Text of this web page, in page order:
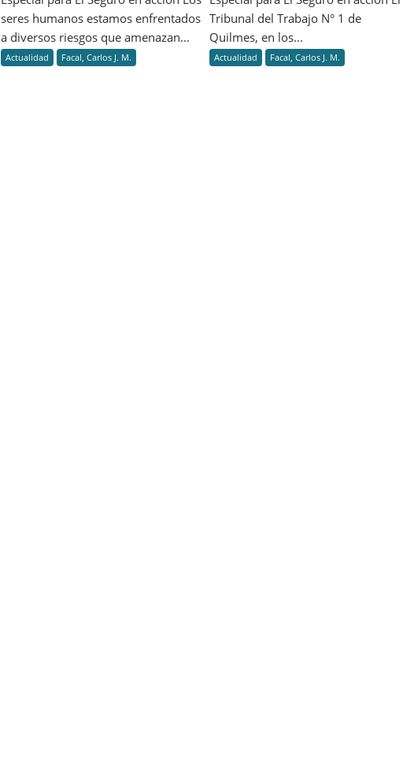
seres humanos estamos enfrentados
a diversos riesgos que amenazan...
Actualidad Facal, Carlos J. M.
ESTE
Tribunal del Trabajo N° 1 de
Quilmes, en los...
Actualidad Facal, Carlos J. M.